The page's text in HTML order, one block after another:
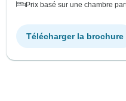
Prix basé sur une chambre
Télécharger la brochure